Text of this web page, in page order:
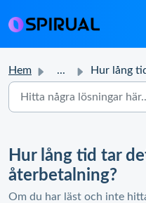
Hem ... Hur lång tid tar det att
Hur lång tid tar
återbetalning?
Om du har läst och inte